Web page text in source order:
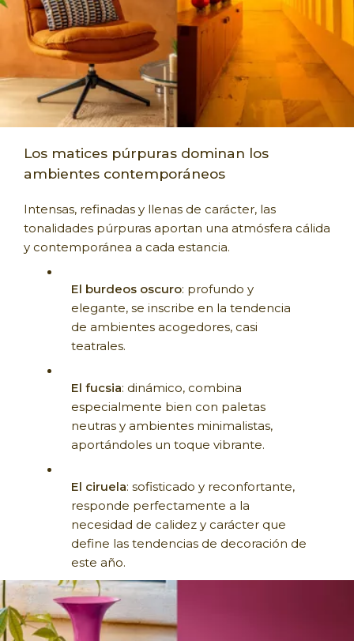
Los matices púrpuras dominan los
ambientes contemporáneos
Intensas, refinadas y llenas de carácter, las
tonalidades púrpuras aportan una atmósfera cálida
y contemporánea a cada estancia.
El burdeos oscuro: profundo y
elegante, se inscribe en la tendencia
de ambientes acogedores, casi
teatrales.
El fucsia: dinámico, combina
especialmente bien con paletas
neutras y ambientes minimalistas,
aportándoles un toque vibrante.
El ciruela: sofisticado y reconfortante,
responde perfectamente a la
necesidad de calidez y carácter que
define las tendencias de decoración de
este año.